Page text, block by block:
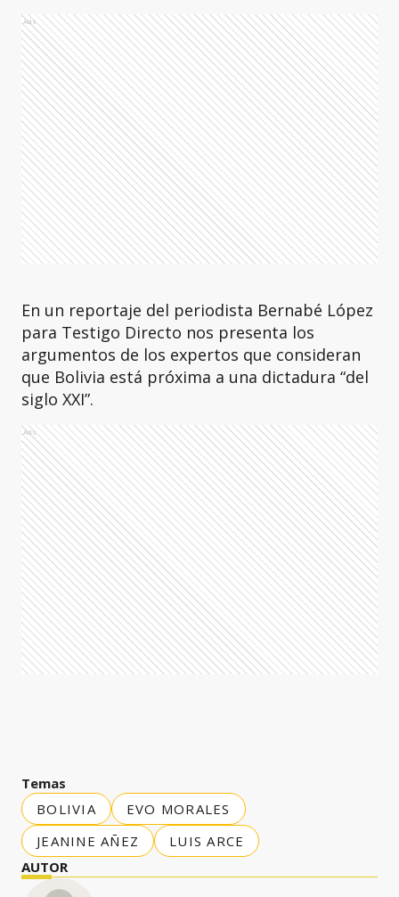
Ads
En un reportaje del periodista Bernabé López
para Testigo Directo nos presenta los
argumentos de los expertos que consideran
que Bolivia está próxima a una dictadura “del
siglo XXI”.
Ads
Temas
BOLIVIA
EVO MORALES
JEANINE AÑEZ
LUIS ARCE
AUTOR